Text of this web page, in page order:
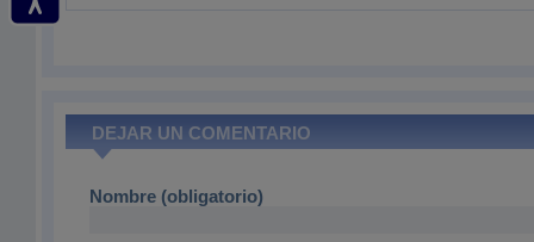
DEJAR UN COMENTARIO
Nombre (obligatorio)